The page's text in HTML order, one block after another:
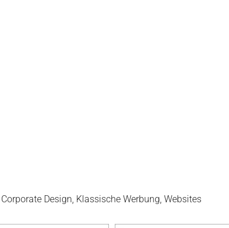
Corporate Design, Klassische Werbung, Websites